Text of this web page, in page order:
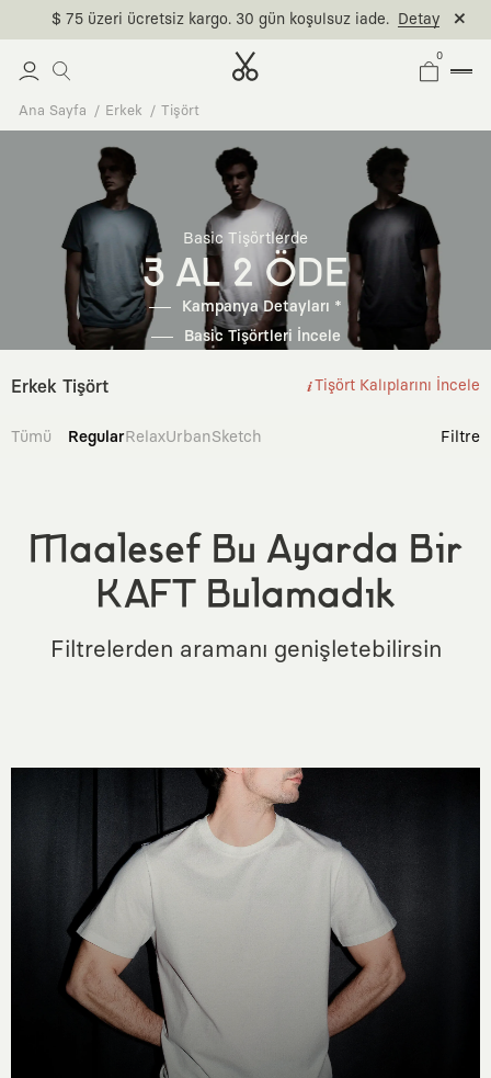
$ 75 üzeri ücretsiz kargo. 30 gün koşulsuz iade. Detay
0
Ana Sayfa Erkek Tişört
Basic Tişörtlerde
3 AL 2 ÖDE
Kampanya Detayları *
Basic Tişörtleri İncele
Erkek Tişört Tişört Kalıplarını İncele
Tümü RegularRelaxUrbanSketch Filtre
Maalesef Bu Ayarda Bir
KAFT Bulamadık
Filtrelerden aramanı genişletebilirsin